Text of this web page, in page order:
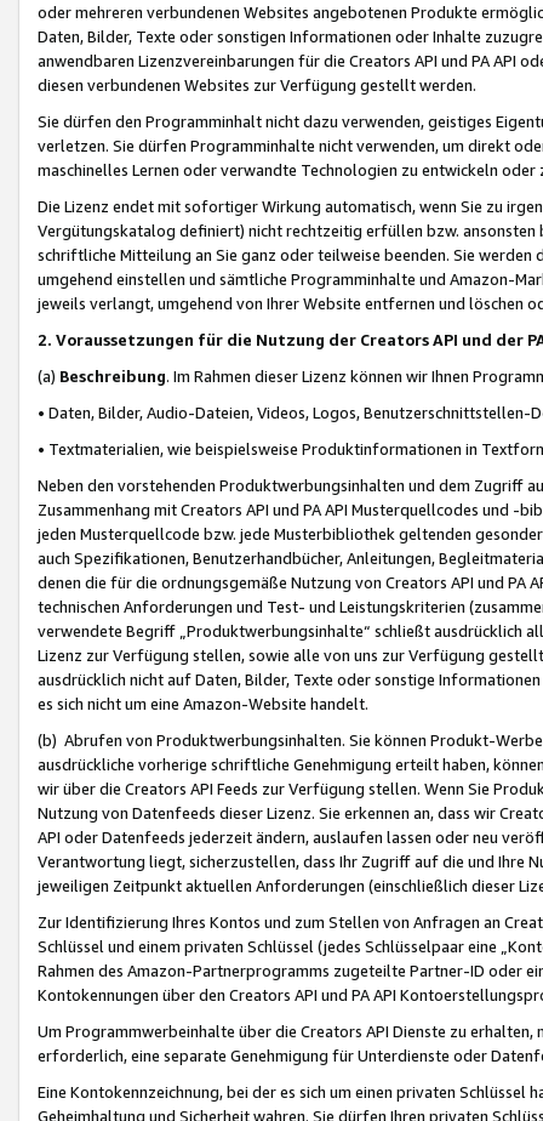
oder mehreren verbundenen Websites angebotenen Produkte
Daten, Bilder, Texte oder sonstigen Informationen oder Inhalte
anwendbaren Lizenzvereinbarungen für die Creators API und PA API
diesen verbundenen Websites zur Verfügung gestellt werden.
Sie dürfen den Programminhalt nicht dazu verwenden, geistiges
verletzen. Sie dürfen Programminhalte nicht verwenden, um direkt
maschinelles Lernen oder verwandte Technologien zu entwickeln
Die Lizenz endet mit sofortiger Wirkung automatisch, wenn Sie zu
Vergütungskatalog definiert) nicht rechtzeitig erfüllen bzw. ansonsten
schriftliche Mitteilung an Sie ganz oder teilweise beenden. Sie werden
umgehend einstellen und sämtliche Programminhalte und Amazon-
jeweils verlangt, umgehend von Ihrer Website entfernen und löschen
2. Voraussetzungen für die Nutzung der Creators API und der
(a) Beschreibung. Im Rahmen dieser Lizenz können wir Ihnen
• Daten, Bilder, Audio-Dateien, Videos, Logos, Benutzerschnittstellen-
• Textmaterialien, wie beispielsweise Produktinformationen in
Neben den vorstehenden Produktwerbungsinhalten und dem Zugriff
Zusammenhang mit Creators API und PA API Musterquellcodes und
jeden Musterquellcode bzw. jede Musterbibliothek geltenden
auch Spezifikationen, Benutzerhandbücher, Anleitungen,
denen die für die ordnungsgemäße Nutzung von Creators API und PA
technischen Anforderungen und Test- und Leistungskriterien
verwendete Begriff „Produktwerbungsinhalte“ schließt ausdrücklich
Lizenz zur Verfügung stellen, sowie alle von uns zur Verfügung
ausdrücklich nicht auf Daten, Bilder, Texte oder sonstige
es sich nicht um eine Amazon-Website handelt.
(b) Abrufen von Produktwerbungsinhalten. Sie können Produkt-
ausdrückliche vorherige schriftliche Genehmigung erteilt haben,
wir über die Creators API Feeds zur Verfügung stellen. Wenn Sie
Nutzung von Datenfeeds dieser Lizenz. Sie erkennen an, dass wir
API oder Datenfeeds jederzeit ändern, auslaufen lassen oder neu
Verantwortung liegt, sicherzustellen, dass Ihr Zugriff auf die und Ihre
jeweiligen Zeitpunkt aktuellen Anforderungen (einschließlich dieser
Zur Identifizierung Ihres Kontos und zum Stellen von Anfragen an
Schlüssel und einem privaten Schlüssel (jedes Schlüsselpaar eine
Rahmen des Amazon-Partnerprogramms zugeteilte Partner-ID oder
Kontokennungen über den Creators API und PA API
Um Programmwerbeinhalte über die Creators API Dienste zu
erforderlich, eine separate Genehmigung für Unterdienste oder
Eine Kontokennzeichnung, bei der es sich um einen privaten
Geheimhaltung und Sicherheit wahren. Sie dürfen Ihren privaten